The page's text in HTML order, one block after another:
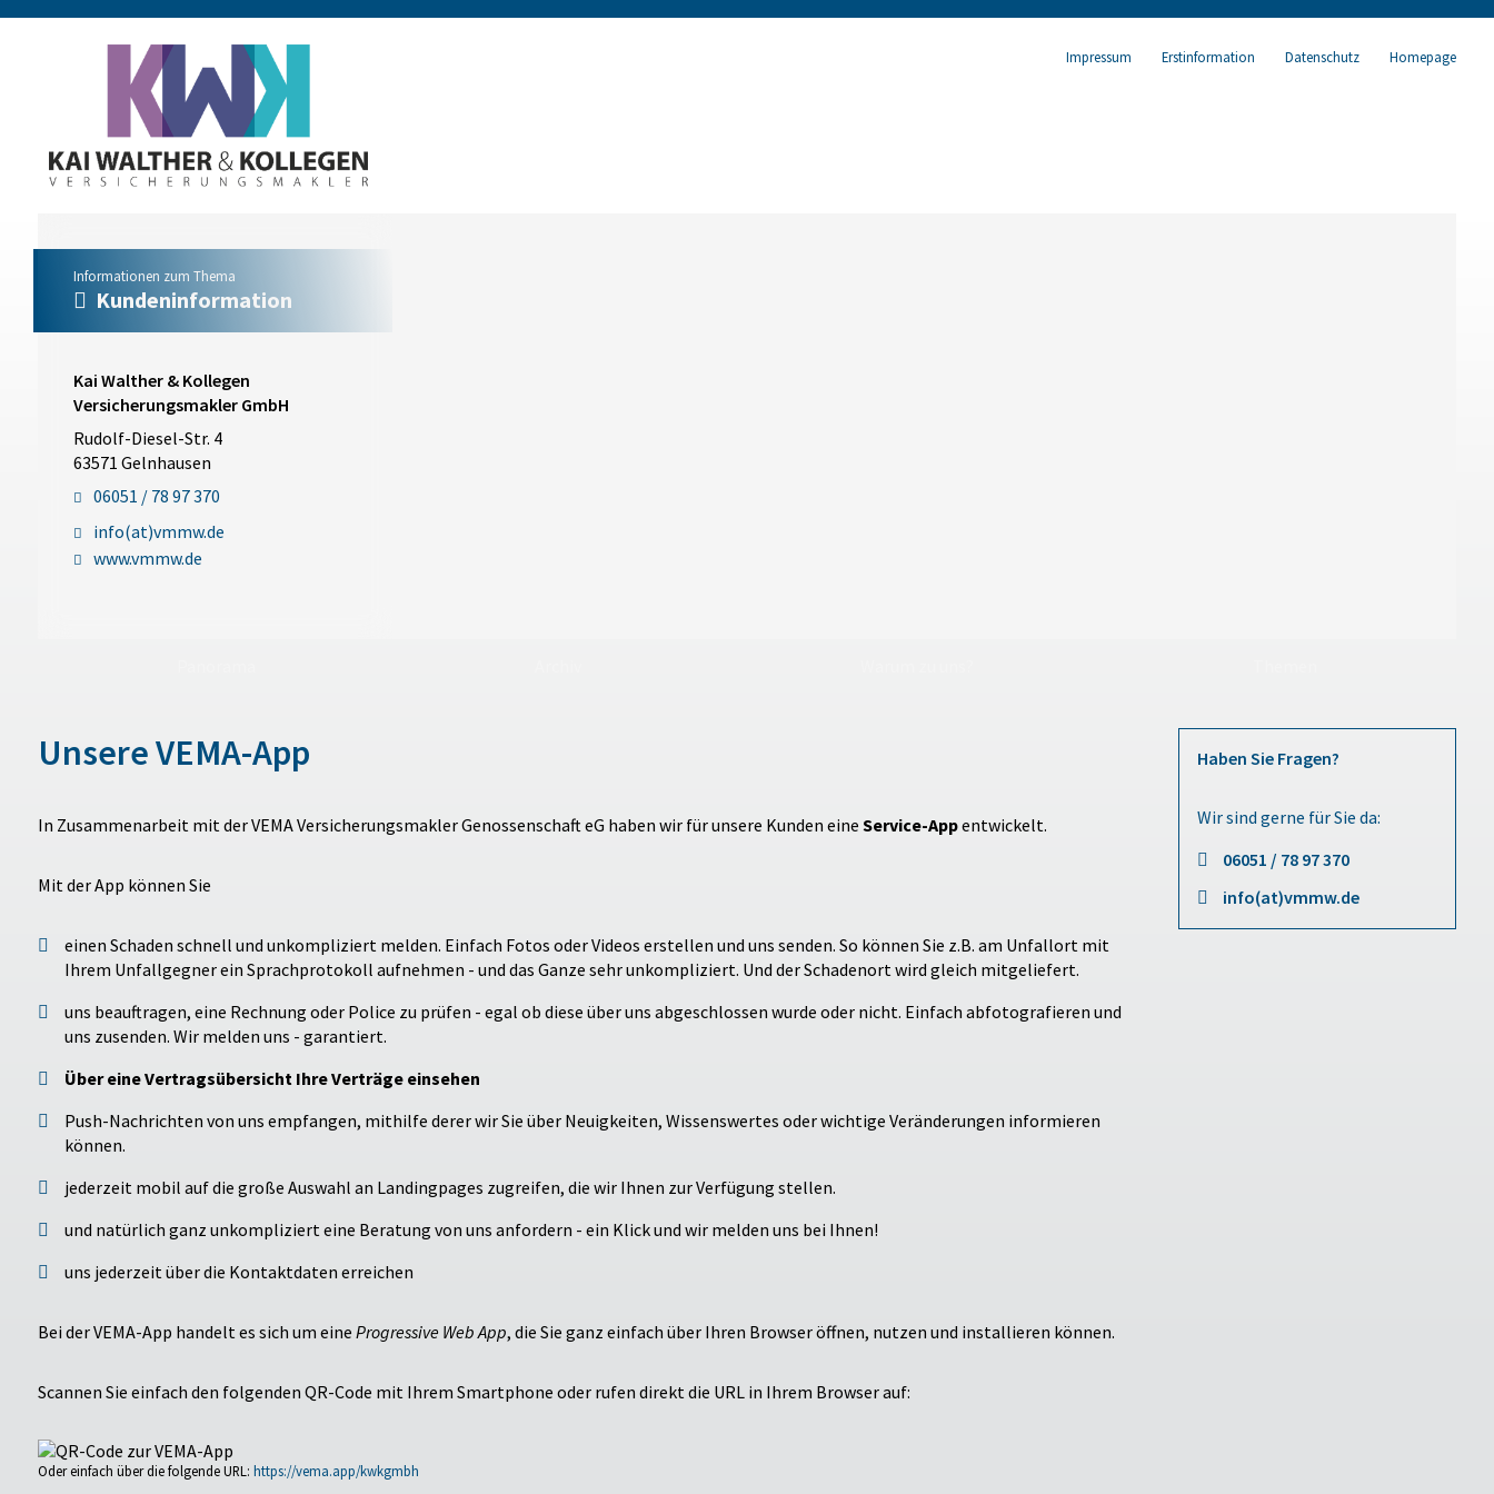
Impressum Erstinformation Datenschutz Homepage
Informationen zum Thema
Kundeninformation
Kai Walther & Kollegen
Versicherungsmakler GmbH
Rudolf-Diesel-Str. 4
63571 Gelnhausen
06051 / 78 97 370
info(at)vmmw.de
www.vmmw.de
Unsere VEMA-App
In Zusammenarbeit mit der VEMA Versicherungsmakler Genossenschaft eG haben wir für unsere Kunden eine Service-Appentwickelt.
Mit der App können Sie
einen Schaden schnell und unkompliziert melden. Einfach Fotos oder Videos erstellen und uns senden. So können Sie z.B. am Unfallort mit
Ihrem Unfallgegner ein Sprachprotokoll aufnehmen - und das Ganze sehr unkompliziert. Und der Schadenort wird gleich mitgeliefert.
uns beauftragen, eine Rechnung oder Police zu prüfen - egal ob diese über uns abgeschlossen wurde oder nicht. Einfach abfotografieren und
uns zusenden. Wir melden uns - garantiert.
Über eine Vertragsübersicht Ihre Verträge einsehen
Push-Nachrichten von uns empfangen, mithilfe derer wir Sie über Neuigkeiten, Wissenswertes oder wichtige Veränderungen informieren
können.
jederzeit mobil auf die große Auswahl an Landingpages zugreifen, die wir Ihnen zur Verfügung stellen.
und natürlich ganz unkompliziert eine Beratung von uns anfordern - ein Klick und wir melden uns bei Ihnen!
uns jederzeit über die Kontaktdaten erreichen
Bei der VEMA-App handelt es sich um eine Progressive Web App, die Sie ganz einfach über Ihren Browser öffnen, nutzen und installieren können.
Scannen Sie einfach den folgenden QR-Code mit Ihrem Smartphone oder rufen direkt die URL in Ihrem Browser auf:
Oder einfach über die folgende URL: https://vema.app/kwkgmbh
Haben Sie Fragen?
Wir sind gerne für Sie da:
06051 / 78 97 370
info(at)vmmw.de